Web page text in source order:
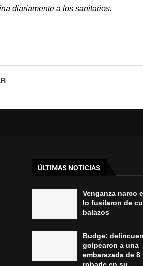
diariamente a los sanitarios.
ÚLTIMAS NOTICIAS
Venganza narco
lo fusilaron de
balazos
Budge:
golpearon a una
embarazada de 8
robarle en su...